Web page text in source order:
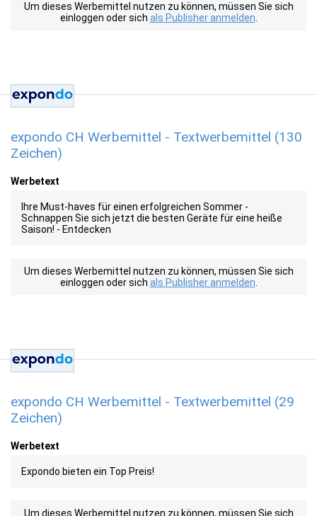
Um dieses Werbemittel nutzen zu können, müssen Sie sich
einloggen oder sich als Publisher anmelden
expondo CH Werbemittel - Textwerbemittel (130
Zeichen)
Werbetext
Ihre Must-haves für einen erfolgreichen Sommer -
Schnappen Sie sich jetzt die besten Geräte für eine heiße
Saison! - Entdecken
Um dieses Werbemittel nutzen zu können, müssen Sie sich
einloggen oder sich als Publisher anmelden
expondo CH Werbemittel - Textwerbemittel (29
Zeichen)
Werbetext
Expondo bieten ein Top Preis!
Um dieses Werbemittel nutzen zu können, müssen Sie sich